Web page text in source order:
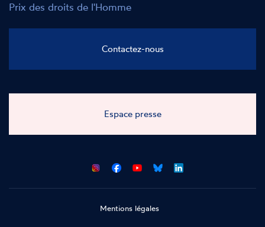
Prix des droits de l'Homme
Contactez-nous
Espace presse
CNCDHCNCDHCNCDHCNCDH
Mentions légales